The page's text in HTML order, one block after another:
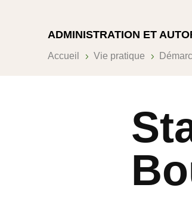
ADMINISTRATION ET
Accueil 5 Vie pratique 5